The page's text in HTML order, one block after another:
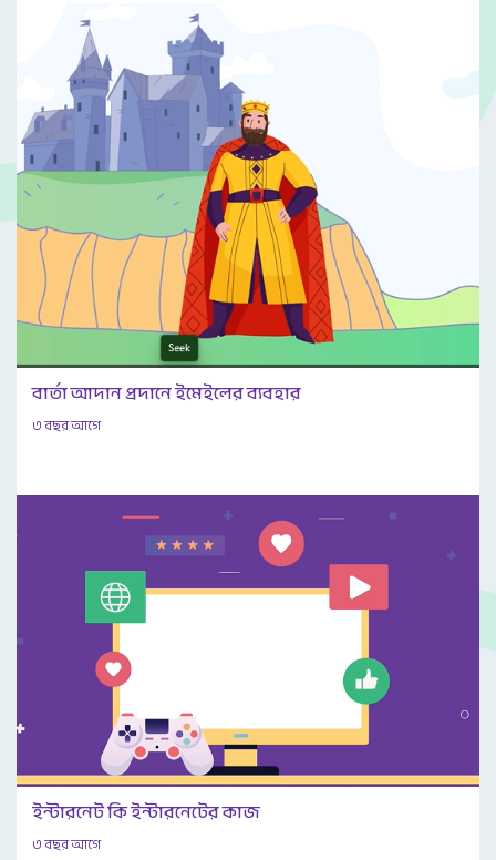
বার্তা আদান প্রদানে ইমেইলের ব্যবহার
৩ বছর আগে
ইন্টারনেট কি ইন্টারনেটের কাজ
৩ বছর আগে